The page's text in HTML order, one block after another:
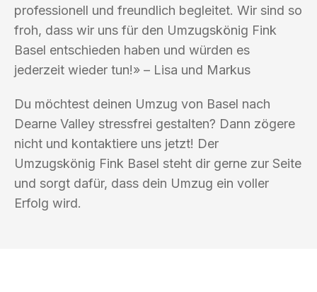
professionell und freundlich begleitet. Wir sind so
froh, dass wir uns für den Umzugskönig Fink
Basel entschieden haben und würden es
jederzeit wieder tun!» – Lisa und Markus
Du möchtest deinen Umzug von Basel nach
Dearne Valley stressfrei gestalten? Dann zögere
nicht und kontaktiere uns jetzt! Der
Umzugskönig Fink Basel steht dir gerne zur Seite
und sorgt dafür, dass dein Umzug ein voller
Erfolg wird.